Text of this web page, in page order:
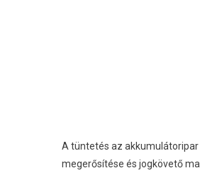
A tüntetés az
megerősítése és jogkövető